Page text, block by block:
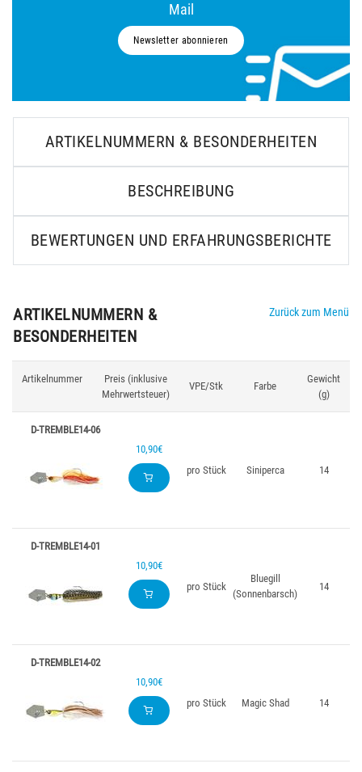
Mail
Newsletter abonnieren
ARTIKELNUMMERN & BESONDERHEITEN
BESCHREIBUNG
BEWERTUNGEN UND ERFAHRUNGSBERICHTE
ARTIKELNUMMERN &
BESONDERHEITEN
Zurück zum Menü
Artikelnummer
Preis (inklusive
Mehrwertsteuer)
VPE/Stk Farbe
Gewicht
(g)
D-TREMBLE14-06
10,90€
pro Stück
Siniperca 14
D-TREMBLE14-01
10,90€
pro Stück
Bluegill
(Sonnenbarsch)
14
D-TREMBLE14-02
10,90€
pro Stück
Magic Shad 14